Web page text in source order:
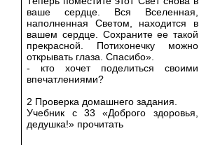
ваше сердце. Вся Вселенная,
наполненная Светом, находится в
вашем сердце. Сохраните ее такой
прекрасной. Потихонечку можно
открывать глаза. Спасибо».
- кто хочет поделиться своими
впечатлениями?
2 Проверка домашнего задания.
Учебник с 33 «Доброго здоровья,
дедушка!» прочитать